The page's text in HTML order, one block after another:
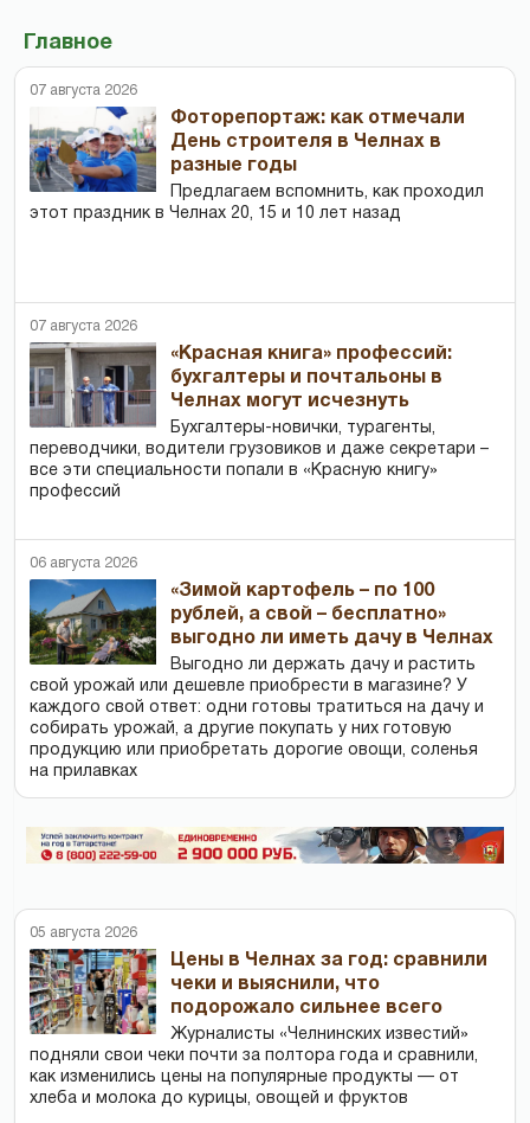
Главное
07 августа 2026
Фоторепортаж: как отмечали
День строителя в Челнах в
разные годы
Предлагаем вспомнить, как проходил
этот праздник в Челнах 20, 15 и 10 лет назад
07 августа 2026
«Красная книга» профессий:
бухгалтеры и почтальоны в
Челнах могут исчезнуть
Бухгалтеры-новички, тур­агенты,
переводчики, водители грузовиков и даже секретари –
все эти специальности попали в «Красную книгу»
профессий
06 августа 2026
«Зимой картофель – по 100
рублей, а свой – бесплатно»
выгодно ли иметь дачу в Челнах
Выгодно ли держать дачу и растить
свой урожай или дешевле приобрести в магазине? У
каждого свой ответ: одни готовы тратиться на дачу и
собирать урожай, а другие покупать у них готовую
продукцию или приобретать дорогие овощи, соленья
на прилавках
05 августа 2026
Цены в Челнах за год: сравнили
чеки и выяснили, что
подорожало сильнее всего
Журналисты «Челнинских известий»
подняли свои чеки почти за полтора года и сравнили,
как изменились цены на популярные продукты — от
хлеба и молока до курицы, овощей и фруктов